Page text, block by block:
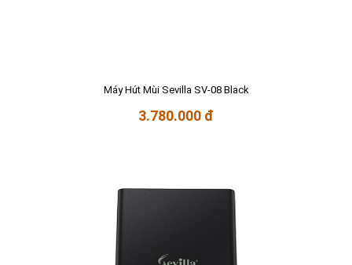
Máy Hút Mùi Sevilla SV-08 Black
3.780.000 đ